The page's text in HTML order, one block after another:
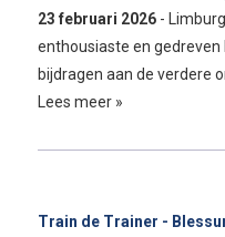
23 februari 2026 -
enthousiaste en
bijdragen aan de verdere
Lees meer »
Train de Trainer -